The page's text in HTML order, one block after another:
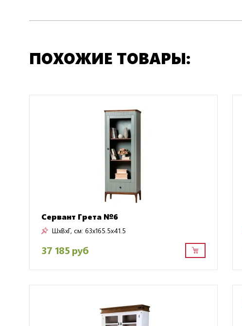
ПОХОЖИЕ ТОВАРЫ:
Сервант Грета №6
ШxВxГ, см: 63x165.5x41.5
37 185 руб